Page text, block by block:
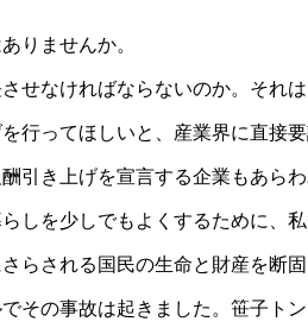
りませんか。
なければならないのか。それ
ってほしいと、産業界に直接
き上げを宣言する企業もあらわ
を少しでもよくするために、私
される国民の生命と財産を断
の事故は起きました。笹子トン